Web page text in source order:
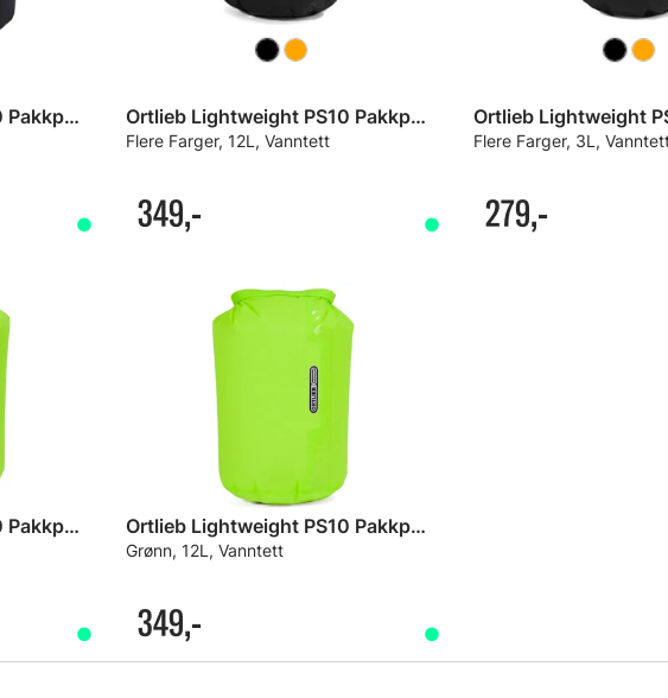
Ortlieb Lightweight PS10 Pakkpose Ortlieb Lightweight PS10 Pakkpose
Flere Farger, 12L, Vanntett
349,-
Flere Farger, 3L,
279,-
Ortlieb Lightweight PS10 Pakkpose Ortlieb Lightweight PS10 Pakkpose
Grønn, 12L, Vanntett
349,-